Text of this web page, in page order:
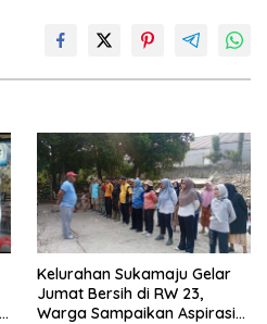
Kelurahan Sukamaju Gelar
Jumat Bersih di RW 23,
Warga Sampaikan Aspirasi